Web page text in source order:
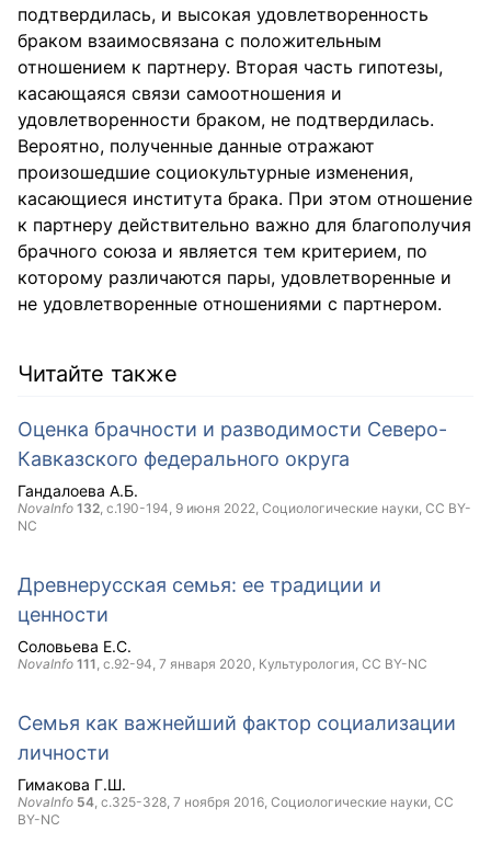
подтвердилась, и высокая удовлетворенность
браком взаимосвязана с положительным
отношением к партнеру. Вторая часть гипотезы,
касающаяся связи самоотношения и
удовлетворенности браком, не подтвердилась.
Вероятно, полученные данные отражают
произошедшие социокультурные изменения,
касающиеся института брака. При этом отношение
к партнеру действительно важно для благополучия
брачного союза и является тем критерием, по
которому различаются пары, удовлетворенные и
не удовлетворенные отношениями с партнером.
Читайте также
Оценка брачности и разводимости Северо-
Кавказского федерального округа
Гандалоева А.Б.
NovaInfo 132, с.190-194, 9 июня 2022, Социологические науки, CC BY-
NC
Древнерусская семья: ее традиции и
ценности
Соловьева Е.С.
NovaInfo 111, с.92-94, 7 января 2020, Культурология, CC BY-NC
Семья как важнейший фактор социализации
личности
Гимакова Г.Ш.
NovaInfo 54, с.325-328, 7 ноября 2016, Социологические науки, CC
BY-NC